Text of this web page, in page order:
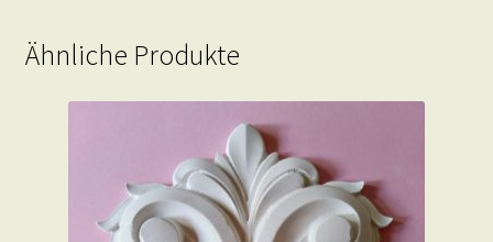
Ähnliche Produkte